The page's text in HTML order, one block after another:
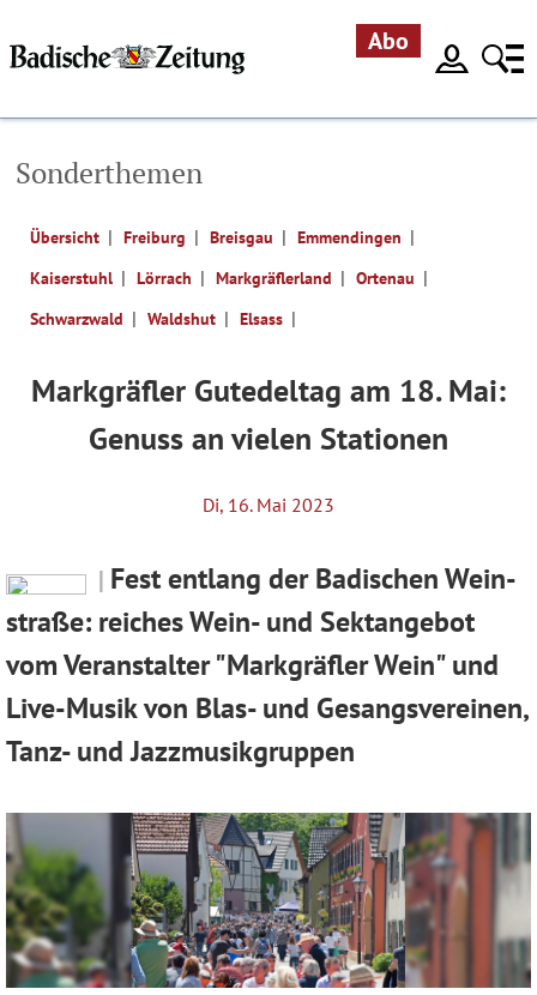
Abo
Sonderthemen
Übersicht Freiburg Breisgau
Emmendingen
Kaiserstuhl
Lörrach Markgräflerland
Ortenau
Schwarzwald
Waldshut Elsass
Mark­gräfler Gutedeltag am 18. Mai:
Genuss an vielen Stationen
Di, 16. Mai 2023
Fest entlang der Badi­schen Wein­
straße: reiches Wein- und Sekt­an­gebot
vom Veran­stalter "Mark­gräfler Wein" und
Live-Musik von Blas- und Gesangs­ver­einen,
Tanz- und Jazz­mu­sik­gruppen